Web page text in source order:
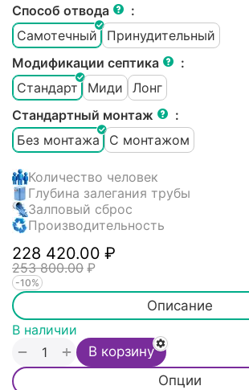
Способ отвода
:
Самотечный
Принудительный
Модификации септика
:
Стандарт
Миди
Лонг
Стандартный монтаж
:
Без монтажа
С монтажом
Количество человек
Глубина залегания трубы
Залповый сброс
Производительность
228 420.00 ₽
253 800.00 ₽
-10%
Описание
Опции
В наличии
+
− В корзину